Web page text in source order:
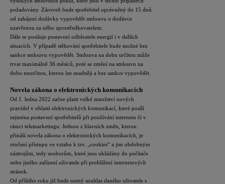
požadovány. Zároveň bude spotřebitel oprávněný do 15 dnů
od zahájení dodávky vypovědět smlouvu o dodávce
uzavřenou za něho zprostředkovatelem.
Dále se posiluje postavení odběratele energií i v dalších
situacích. V případě stěhování spotřebitele bude možné bez
sankce smlouvu vypovědět. Smlouva na dobu určitou může
trvat maximálně 36 měsíců, poté se změní na smlouvu na
dobu neurčitou, kterou lze snadněji a bez sankce vypovědět.
Novela zákona o elektronických komunikacích
Od 1. ledna 2022 začne platit velké množství nových
pravidel v oblasti elektronických komunikací, které posílí
zejména postavení spotřebitelů při používání internetu či v
rámci telemarketingu. Jednou z hlavních změn, kterou
přináší novela zákona o elektronických komunikacích, je
otočení přístupu ve vztahu k tzv. „cookies“ a jim obdobným
nástrojům, tedy souborům, které jsou ukládány do počítače
nebo jiného zařízení uživatele při prohlížení internetových
stránek.
Od příštího roku již bude nutný souhlas daného uživatele s